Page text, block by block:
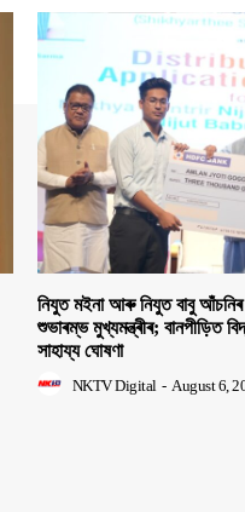
নিযুত মইনা আৰু নিযুত বাবু
শুভাৰম্ভ মুখ্যমন্ত্ৰীৰ; বানপীড়িত
সাহায্য ঘোষণা
NKTV Digital - August 6,